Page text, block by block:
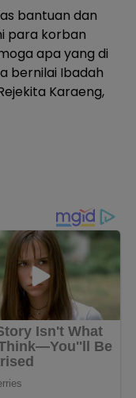
bantuan dan
para korban
apa yang di
bernilai Ibadah
Karaeng,